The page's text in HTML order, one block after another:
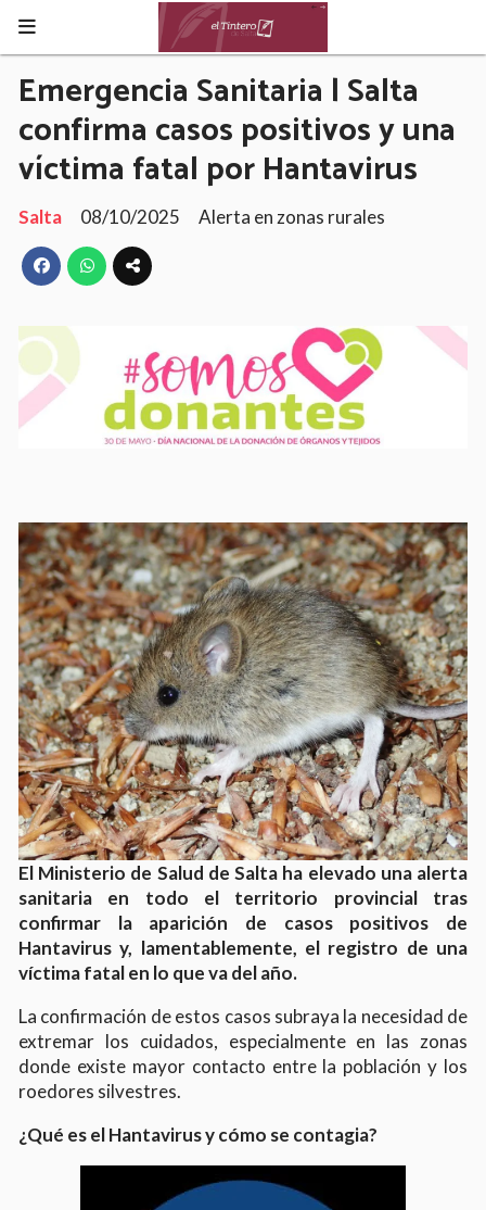
Emergencia Sanitaria | Salta
confirma casos positivos y una
víctima fatal por Hantavirus
Salta 08/10/2025 Alerta en zonas rurales
El Ministerio de Salud de Salta ha elevado una alerta
sanitaria en todo el territorio provincial tras
confirmar la aparición de casos positivos de
Hantavirus y, lamentablemente, el registro de una
víctima fatal en lo que va del año.
La confirmación de estos casos subraya la necesidad de
extremar los cuidados, especialmente en las zonas
donde existe mayor contacto entre la población y los
roedores silvestres.
¿Qué es el Hantavirus y cómo se contagia?